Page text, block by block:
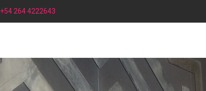
+54 264 4222643